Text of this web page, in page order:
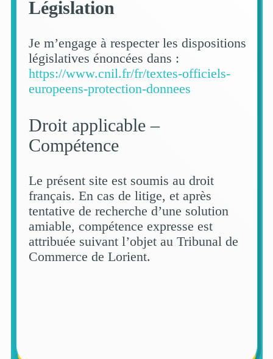
Législation
Je m’engage à respecter les dispositions
législatives énoncées dans :
https://www.cnil.fr/fr/textes-officiels-
europeens-protection-donnees
Droit applicable –
Compétence
Le présent site est soumis au droit
français. En cas de litige, et après
tentative de recherche d’une solution
amiable, compétence expresse est
attribuée suivant l’objet au Tribunal de
Commerce de Lorient.